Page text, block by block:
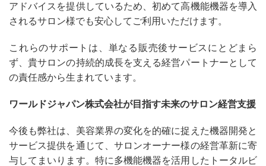
アドバイスを提供しているため、初めて高機能機器を導入
されるサロン様でも安心してご利用いただけます。
これらのサポートは、単なる販売後サービスにとどまら
ず、貴サロンの持続的成長を支える経営パートナーとして
の責任感から生まれています。
ワールドジャパン株式会社が目指す未来のサロン経営支援
今後も弊社は、美容業界の変化を的確に捉えた機器開発と
サービス提供を通じて、サロンオーナー様の経営革新に寄
与してまいります。特に多機能機器を活用したトータルビ